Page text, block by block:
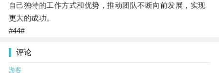
自己独特的工作方式和优势，推动团队不断向前发展，实现
更大的成功。
#44#
评论
游客